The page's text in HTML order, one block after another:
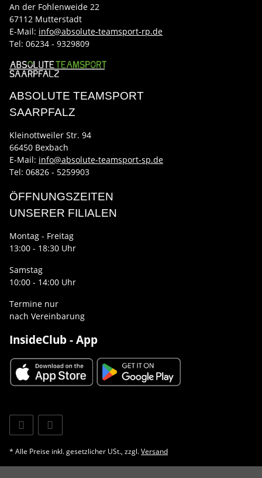
An der Fohlenweide 22
67112 Mutterstadt
E-Mail: info@absolute-teamsport-rp.de
Tel: 06234 - 9329809
ABSOLUTE TEAMSPORT
SAARPFALZ
Kleinottweiler Str. 94
66450 Bexbach
E-Mail: info@absolute-teamsport-sp.de
Tel: 06826 - 5259903
ÖFFNUNGSZEITEN
UNSERER FILIALEN
Montag - Freitag
13:00 - 18:30 Uhr
Samstag
10:00 - 14:00 Uhr
Termine nur
nach Vereinbarung
InsideClub - App
* Alle Preise inkl. gesetzlicher USt., zzgl.Versand